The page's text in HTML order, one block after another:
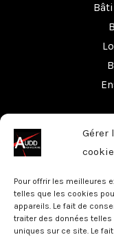
Gérer
Pour offrir les meilleures
telles que les cookies
appareils. Le fait de
traiter des données telles
uniques sur ce site. Le